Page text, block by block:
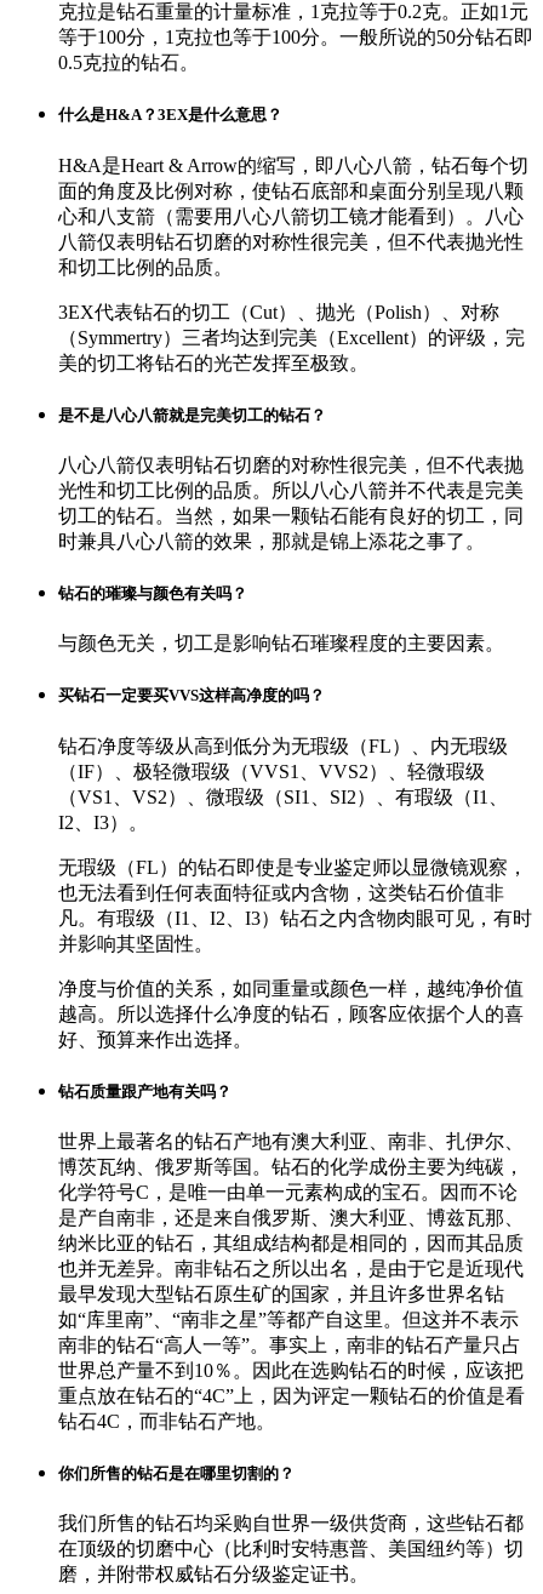
克拉是钻石重量的计量标准，1克拉等于0.2克。正如1元
等于100分，1克拉也等于100分。一般所说的50分钻石即
0.5克拉的钻石。
什么是H&A？3EX是什么意思？
H&A是Heart & Arrow的缩写，即八心八箭，钻石每个切
面的角度及比例对称，使钻石底部和桌面分别呈现八颗
心和八支箭（需要用八心八箭切工镜才能看到）。八心
八箭仅表明钻石切磨的对称性很完美，但不代表抛光性
和切工比例的品质。
3EX代表钻石的切工（Cut）、抛光（Polish）、对称
（Symmertry）三者均达到完美（Excellent）的评级，完
美的切工将钻石的光芒发挥至极致。
是不是八心八箭就是完美切工的钻石？
八心八箭仅表明钻石切磨的对称性很完美，但不代表抛
光性和切工比例的品质。所以八心八箭并不代表是完美
切工的钻石。当然，如果一颗钻石能有良好的切工，同
时兼具八心八箭的效果，那就是锦上添花之事了。
钻石的璀璨与颜色有关吗？
与颜色无关，切工是影响钻石璀璨程度的主要因素。
买钻石一定要买VVS这样高净度的吗？
钻石净度等级从高到低分为无瑕级（FL）、内无瑕级
（IF）、极轻微瑕级（VVS1、VVS2）、轻微瑕级
（VS1、VS2）、微瑕级（SI1、SI2）、有瑕级（I1、
I2、I3）。
无瑕级（FL）的钻石即使是专业鉴定师以显微镜观察，
也无法看到任何表面特征或内含物，这类钻石价值非
凡。有瑕级（I1、I2、I3）钻石之内含物肉眼可见，有时
并影响其坚固性。
净度与价值的关系，如同重量或颜色一样，越纯净价值
越高。所以选择什么净度的钻石，顾客应依据个人的喜
好、预算来作出选择。
钻石质量跟产地有关吗？
世界上最著名的钻石产地有澳大利亚、南非、扎伊尔、
博茨瓦纳、俄罗斯等国。钻石的化学成份主要为纯碳，
化学符号C，是唯一由单一元素构成的宝石。因而不论
是产自南非，还是来自俄罗斯、澳大利亚、博兹瓦那、
纳米比亚的钻石，其组成结构都是相同的，因而其品质
也并无差异。南非钻石之所以出名，是由于它是近现代
最早发现大型钻石原生矿的国家，并且许多世界名钻
如“库里南”、“南非之星”等都产自这里。但这并不表示
南非的钻石“高人一等”。事实上，南非的钻石产量只占
世界总产量不到10％。因此在选购钻石的时候，应该把
重点放在钻石的“4C”上，因为评定一颗钻石的价值是看
钻石4C，而非钻石产地。
你们所售的钻石是在哪里切割的？
我们所售的钻石均采购自世界一级供货商，这些钻石都
在顶级的切磨中心（比利时安特惠普、美国纽约等）切
磨，并附带权威钻石分级鉴定证书。